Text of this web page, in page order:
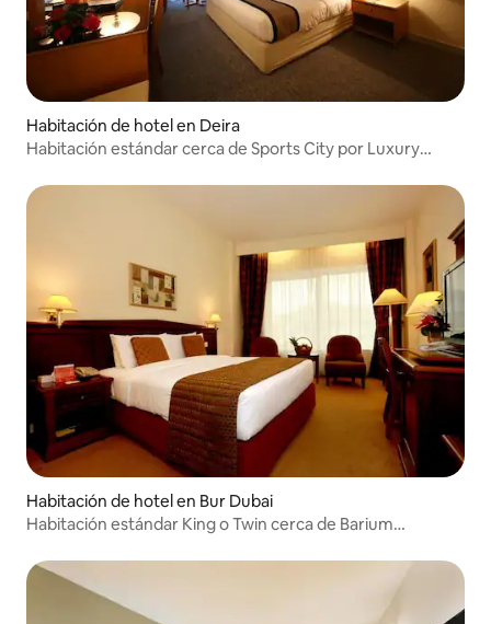
Habitación de hotel en Deira
Habitación estándar cerca de Sports City por Luxury
Habitación de hotel en Bur Dubai
Habitación estándar King o Twin cerca de Barium